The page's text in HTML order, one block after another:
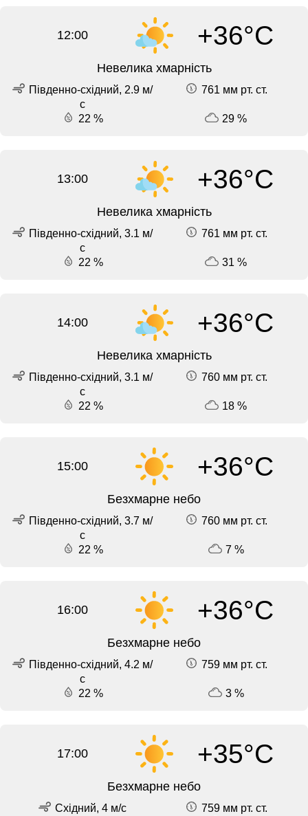
12:00 +36°C
Невелика хмарність
Південно-східний, 2.9 м/
с
761 мм рт. ст.
22 % 29 %
13:00 +36°C
Невелика хмарність
Південно-східний, 3.1 м/
с
761 мм рт. ст.
22 % 31 %
14:00 +36°C
Невелика хмарність
Південно-східний, 3.1 м/
с
760 мм рт. ст.
22 % 18 %
15:00 +36°C
Безхмарне небо
Південно-східний, 3.7 м/
с
760 мм рт. ст.
22 % 7 %
16:00 +36°C
Безхмарне небо
Південно-східний, 4.2 м/
с
759 мм рт. ст.
22 % 3 %
17:00 +35°C
Безхмарне небо
Східний, 4 м/с
759 мм рт. ст.